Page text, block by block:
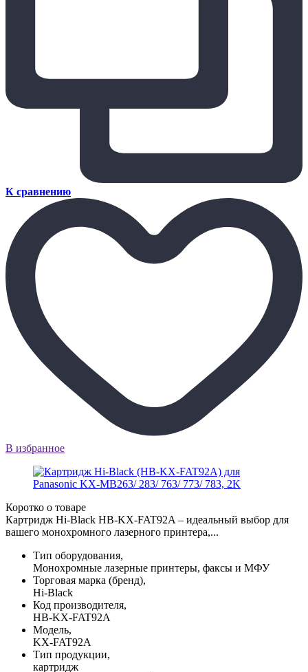
К сравнению
В избранное
Коротко о товаре
Картридж Hi-Black HB-KX-FAT92A – идеальный выбор для
вашего монохромного лазерного принтера,...
Тип оборудования,
Монохромные лазерные принтеры, факсы и МФУ
Торговая марка (бренд),
Hi-Black
Код производителя,
HB-KX-FAT92A
Модель,
KX-FAT92A
Тип продукции,
картридж